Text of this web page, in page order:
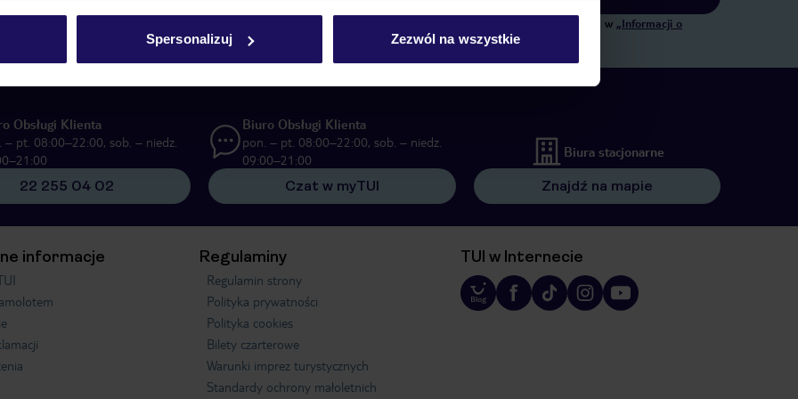
Spersonalizuj Zezwól na wszystkie
Poland Sp. z o.o. i TUI Poland Dystrybucja Sp. z o.o. w celach marketingowych, w zakresie oraz celu wskazanym w „Informacji o
komunikacji (e-mail), także z użyciem tzw. automatycznych systemów wywołujących.
Obsługi Klienta
– pt. 08:00–22:00, sob. – niedz.
22 255 04 02
Biuro Obsługi Klienta
pon. – pt. 08:00–22:00, sob. – niedz.
09:00–21:00
Czat w myTUI
Biura stacjonarne
Znajdź na mapie
informacje Regulaminy
Regulamin strony
Polityka prywatności
Polityka cookies
Bilety czarterowe
Warunki imprez turystycznych
Standardy ochrony małoletnich
TUI w Internecie